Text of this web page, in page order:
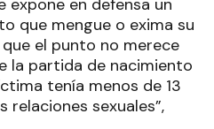
expone en defensa un
que mengue o exima su
el punto no merece
la partida de nacimiento
tenía menos de 13
relaciones sexuales”,